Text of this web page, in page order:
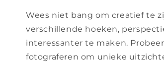
Wees niet bang om creatief te
verschillende hoeken,
interessanter te maken.
fotograferen om unieke